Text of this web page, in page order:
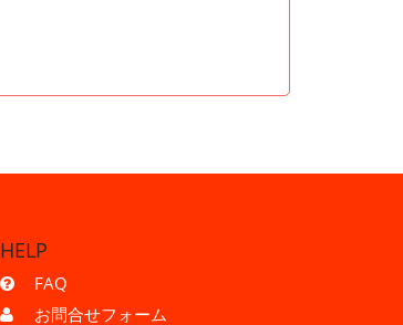
HELP
FAQ
お問合せフォーム